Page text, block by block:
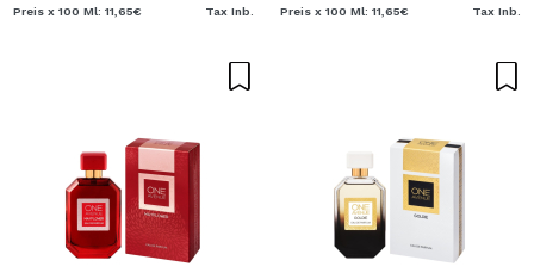
Preis x 100 Ml: 11,65€ Tax Inb. Preis x 100 Ml: 11,65€ Tax Inb.